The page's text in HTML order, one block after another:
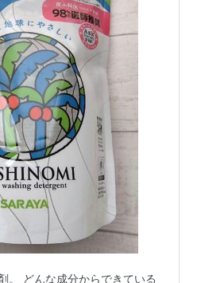
。 どんな成分からできている